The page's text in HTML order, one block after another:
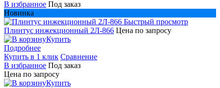
В избранное Под заказ
Новинка
Быстрый просмотр
Плинтус инжекционный 2Л-866 Цена по запросу
Купить
Подробнее
Купить в 1 клик Сравнение
В избранное Под заказ
Цена по запросу
Купить